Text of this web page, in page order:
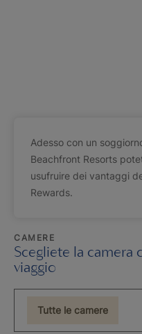
Adesso con un
Beachfront Resorts
usufruire dei vantaggi
Rewards.
CAMERE
Scegliete la camera
viaggio
Tutte le camere